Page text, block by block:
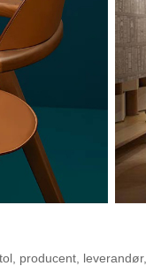
producent,